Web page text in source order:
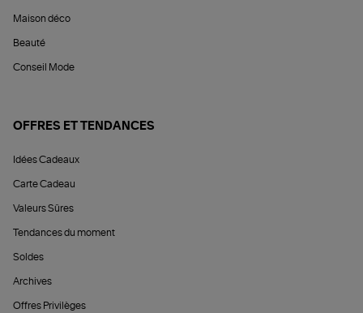
Maison déco
Beauté
Conseil Mode
OFFRES ET TENDANCES
Idées Cadeaux
Carte Cadeau
Valeurs Sûres
Tendances du moment
Soldes
Archives
Offres Privilèges